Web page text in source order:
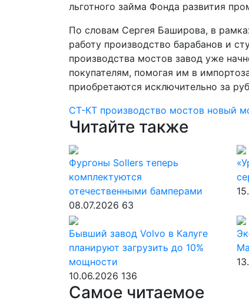
льготного займа Фонда развития
По словам Сергея Баширова, в
работу производство барабанов и
производства мостов завод уже
покупателям, помогая им в
приобретаются исключительно за
СТ-КТ производство мостов новый
Читайте также
Фургоны Sollers теперь
комплектуются
отечественными бамперами
08.07.2026 63
Бывший завод Volvo в Калуге
планируют загрузить до 10%
мощности
10.06.2026 136
Самое читаемое